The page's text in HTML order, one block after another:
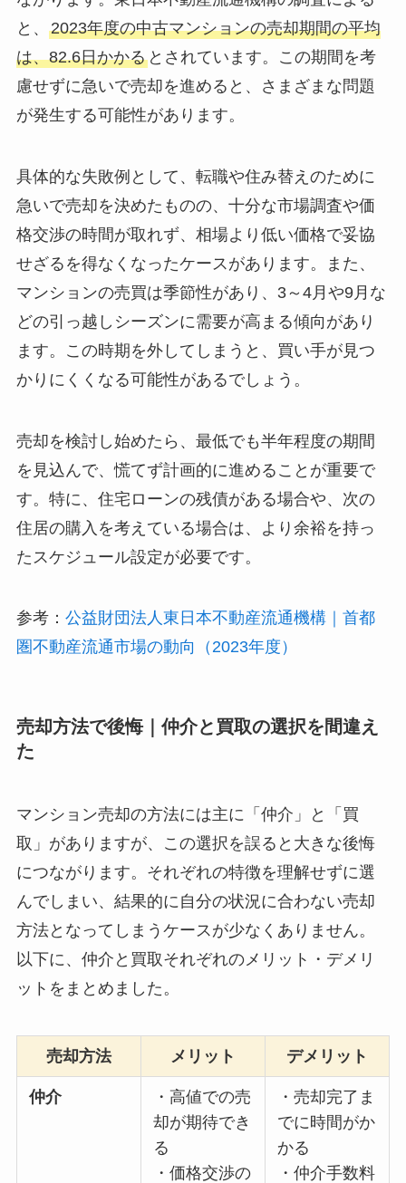
と、 2023年度の中古マンションの売却期間の平均
は、82.6日かかるとされています。この期間を考
慮せずに急いで売却を進めると、さまざまな問題
が発生する可能性があります。
具体的な失敗例として、転職や住み替えのために
急いで売却を決めたものの、十分な市場調査や価
格交渉の時間が取れず、相場より低い価格で妥協
せざるを得なくなったケースがあります。また、
マンションの売買は季節性があり、3～4月や9月な
どの引っ越しシーズンに需要が高まる傾向があり
ます。この時期を外してしまうと、買い手が見つ
かりにくくなる可能性があるでしょう。
売却を検討し始めたら、最低でも半年程度の期間
を見込んで、慌てず計画的に進めることが重要で
す。特に、住宅ローンの残債がある場合や、次の
住居の購入を考えている場合は、より余裕を持っ
たスケジュール設定が必要です。
参考： 公益財団法人東日本不動産流通機構｜首都
圏不動産流通市場の動向（2023年度）
売却方法で後悔｜仲介と買取の選択を間違え
た
マンション売却の方法には主に「仲介」と「買
取」がありますが、この選択を誤ると大きな後悔
につながります。それぞれの特徴を理解せずに選
んでしまい、結果的に自分の状況に合わない売却
方法となってしまうケースが少なくありません。
以下に、仲介と買取それぞれのメリット・デメリ
ットをまとめました。
売却方法 メリット デメリット
仲介
・高値での売
却が期待でき
る
・価格交渉の
・売却完了ま
でに時間がか
かる
・仲介手数料